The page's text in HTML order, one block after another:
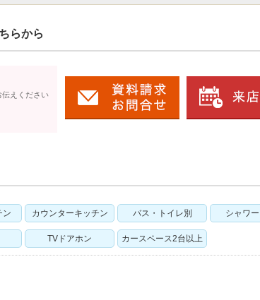
らから
伝えください
ン カウンターキッチン バス・トイレ別 シャワ
TVドアホン カースペース2台以上